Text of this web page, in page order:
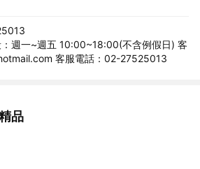
週一~週五 10:00~18:00(不含例假日) 客
客服電話：02-27525013
品